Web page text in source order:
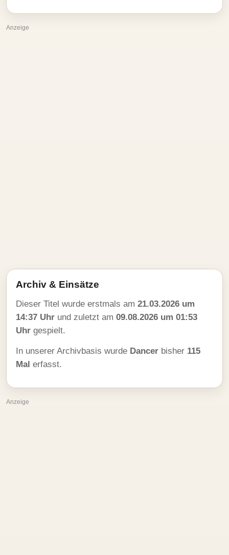
Anzeige
Archiv & Einsätze
Dieser Titel wurde erstmals am 21.03.2026 um
14:37 Uhr und zuletzt am 09.08.2026 um 01:53
Uhr gespielt.
In unserer Archivbasis wurde Dancer bisher 115
Mal erfasst.
Anzeige